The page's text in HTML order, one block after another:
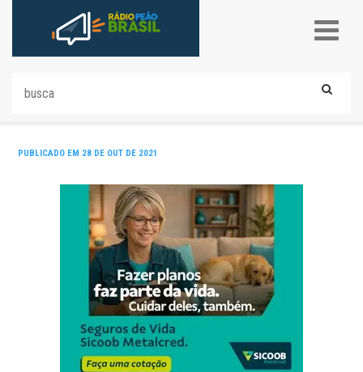
PUBLICADO EM 28 DE OUT DE 2021